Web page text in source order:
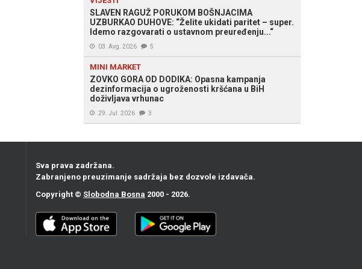
SLAVEN RAGUŽ PORUKOM BOŠNJACIMA
UZBURKAO DUHOVE: “Želite ukidati paritet – super.
Idemo razgovarati o ustavnom preuređenju...“
03. Avg. 2026 5
MINI MARKET
ZOVKO GORA OD DODIKA: Opasna kampanja
dezinformacija o ugroženosti kršćana u BiH
doživljava vrhunac
29. Jul. 2026 3
Sva prava zadržana.
Zabranjeno preuzimanje sadržaja bez dozvole izdavača.
Copyright © Slobodna Bosna 2000 - 2026.